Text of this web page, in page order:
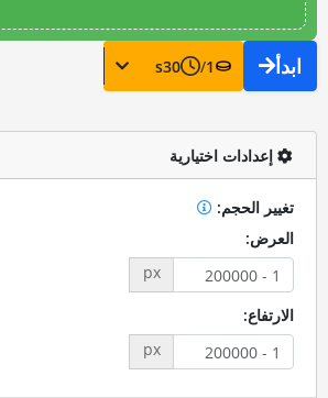
ابدأ 1
/
30
s
إعدادات اختيارية
تغيير الحجم:
العرض:
px
الارتفاع:
px